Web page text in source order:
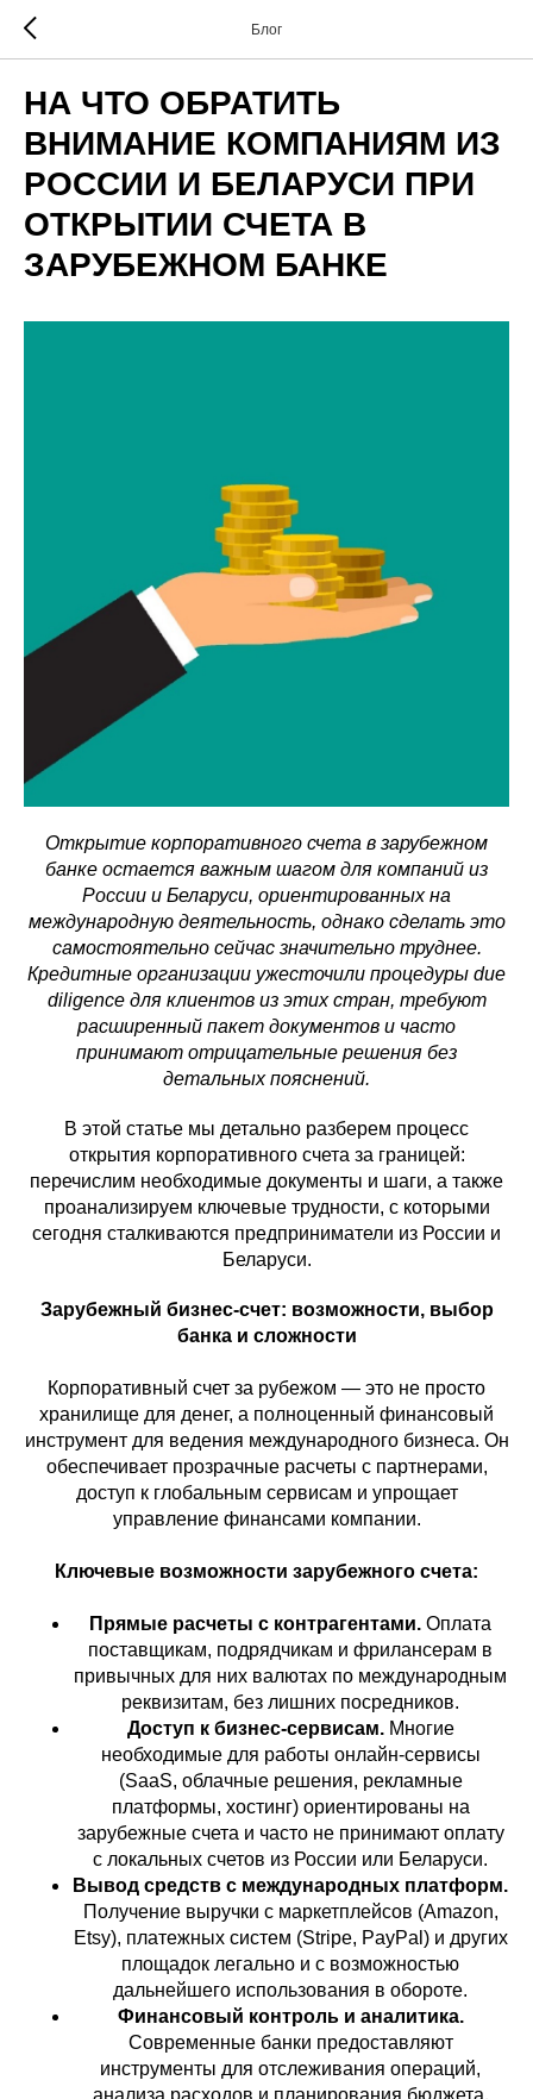
Блог
НА ЧТО ОБРАТИТЬ
ВНИМАНИЕ КОМПАНИЯМ ИЗ
РОССИИ И БЕЛАРУСИ ПРИ
ОТКРЫТИИ СЧЕТА В
ЗАРУБЕЖНОМ БАНКЕ
Открытие корпоративного счета в зарубежном
банке остается важным шагом для компаний из
России и Беларуси, ориентированных на
международную деятельность, однако сделать это
самостоятельно сейчас значительно труднее.
Кредитные организации ужесточили процедуры due
diligence для клиентов из этих стран, требуют
расширенный пакет документов и часто
принимают отрицательные решения без
детальных пояснений.
В этой статье мы детально разберем процесс
открытия корпоративного счета за границей:
перечислим необходимые документы и шаги, а также
проанализируем ключевые трудности, с которыми
сегодня сталкиваются предприниматели из России и
Беларуси.
Зарубежный бизнес-счет: возможности, выбор
банка и сложности
Корпоративный счет за рубежом — это не просто
хранилище для денег, а полноценный финансовый
инструмент для ведения международного бизнеса. Он
обеспечивает прозрачные расчеты с партнерами,
доступ к глобальным сервисам и упрощает
управление финансами компании.
Ключевые возможности зарубежного счета:
Прямые расчеты с контрагентами. Оплата
поставщикам, подрядчикам и фрилансерам в
привычных для них валютах по международным
реквизитам, без лишних посредников.
Доступ к бизнес-сервисам.Многие
необходимые для работы онлайн-сервисы
(SaaS, облачные решения, рекламные
платформы, хостинг) ориентированы на
зарубежные счета и часто не принимают оплату
с локальных счетов из России или Беларуси.
Вывод средств с международных платформ.
Получение выручки с маркетплейсов (Amazon,
Etsy), платежных систем (Stripe, PayPal) и других
площадок легально и с возможностью
дальнейшего использования в обороте.
Финансовый контроль и аналитика.
Современные банки предоставляют
инструменты для отслеживания операций,
анализа расходов и планирования бюджета,